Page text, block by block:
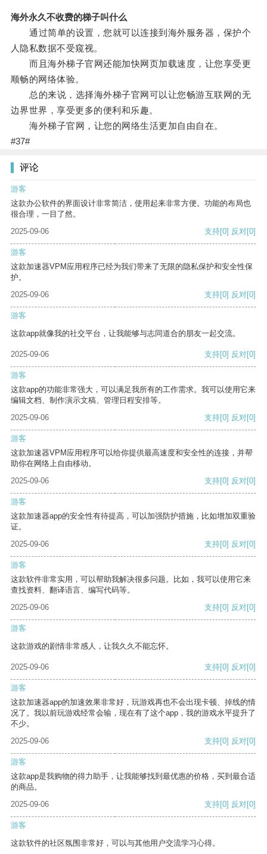
海外永久不收费的梯子叫什么
通过简单的设置，您就可以连接到海外服务器，保护个
人隐私数据不受窥视。
而且海外梯子官网还能加快网页加载速度，让您享受更
顺畅的网络体验。
总的来说，选择海外梯子官网可以让您畅游互联网的无
边界世界，享受更多的便利和乐趣。
海外梯子官网，让您的网络生活更加自由自在。
#37#
评论
游客
这款办公软件的界面设计非常简洁，使用起来非常方便。功能的布局也
很合理，一目了然。
2025-09-06
支持[0] 反对[0]
游客
这款加速器VPM应用程序已经为我们带来了无限的隐私保护和安全性保
护。
2025-09-06
支持[0] 反对[0]
游客
这款app就像我的社交平台，让我能够与志同道合的朋友一起交流。
2025-09-06 支持[0] 反对[0]
游客
这款app的功能非常强大，可以满足我所有的工作需求。我可以使用它来
编辑文档、制作演示文稿、管理日程安排等。
2025-09-06
支持[0] 反对[0]
游客
这款加速器VPM应用程序可以给你提供最高速度和安全性的连接，并帮
助你在网络上自由移动。
2025-09-06
支持[0] 反对[0]
游客
这款加速器app的安全性有待提高，可以加强防护措施，比如增加双重验
证。
2025-09-06
支持[0] 反对[0]
游客
这款软件非常实用，可以帮助我解决很多问题。比如，我可以使用它来
查找资料、翻译语言、编写代码等。
2025-09-06
支持[0] 反对[0]
游客
这款游戏的剧情非常感人，让我久久不能忘怀。
2025-09-06 支持[0] 反对[0]
游客
这款加速器app的加速效果非常好，玩游戏再也不会出现卡顿、掉线的情
况了。我以前玩游戏经常会输，现在有了这个app，我的游戏水平提升了
不少。
2025-09-06
支持[0] 反对[0]
游客
这款app是我购物的得力助手，让我能够找到最优惠的价格，买到最合适
的商品。
2025-09-06
支持[0] 反对[0]
游客
这款软件的社区氛围非常好，可以与其他用户交流学习心得。